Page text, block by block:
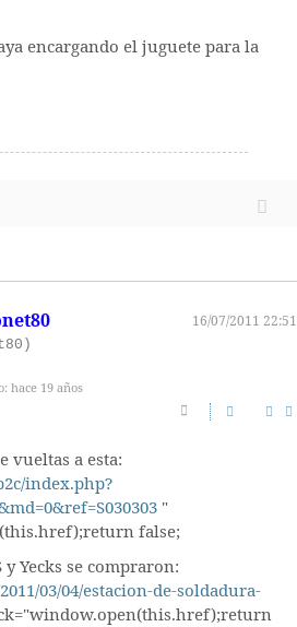
encargando el juguete para la
16/07/2011 22:51
hace 19 años
vueltas a esta:
index.php?
"
false;
Yecks se compraron:
03/04/estacion-de-soldadura-